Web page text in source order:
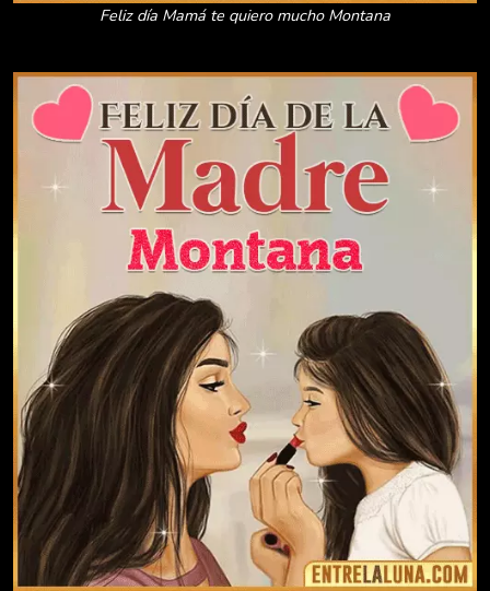
Feliz día Mamá te quiero mucho Montana